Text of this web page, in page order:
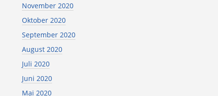
November 2020
Oktober 2020
September 2020
August 2020
Juli 2020
Juni 2020
Mai 2020